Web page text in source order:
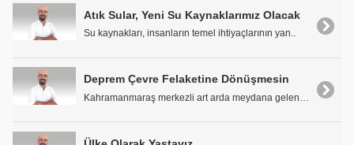
Atık Sular, Yeni Su Kaynaklarımız Olacak
Su kaynakları, insanların temel ihtiyaçlarının yan..
Deprem Çevre Felaketine Dönüşmesin